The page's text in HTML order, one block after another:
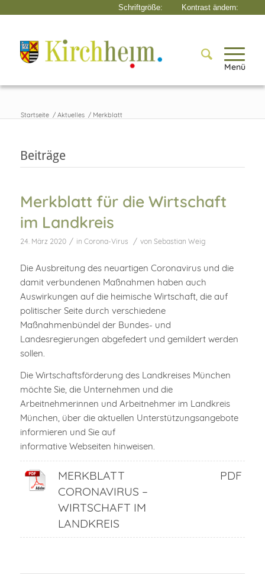
Menü
Startseite / Aktuelles / Merkblatt
Beiträge
Merkblatt für die Wirtschaft
im Landkreis
24. März 2020 / in Corona-Virus / von Sebastian Weig
Die Ausbreitung des neuartigen Coronavirus und die
damit verbundenen Maßnahmen haben auch
Auswirkungen auf die heimische Wirtschaft, die auf
politischer Seite durch verschiedene
Maßnahmenbündel der Bundes- und
Landesregierungen abgefedert und gemildert werden
sollen.
Die Wirtschaftsförderung des Landkreises München
möchte Sie, die Unternehmen und die
Arbeitnehmerinnen und Arbeitnehmer im Landkreis
München, über die aktuellen Unterstützungsangebote
informieren und Sie auf
informative Webseiten hinweisen.
MERKBLATT
CORONAVIRUS –
WIRTSCHAFT IM
LANDKREIS
PDF